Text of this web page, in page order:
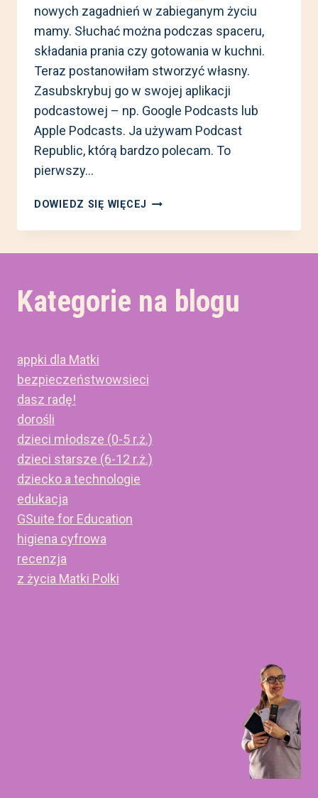
nowych zagadnień w zabieganym życiu
mamy. Słuchać można podczas spaceru,
składania prania czy gotowania w kuchni.
Teraz postanowiłam stworzyć własny.
Zasubskrybuj go w swojej aplikacji
podcastowej – np. Google Podcasts lub
Apple Podcasts. Ja używam Podcast
Republic, którą bardzo polecam. To
pierwszy…
DOWIEDZ SIĘ WIĘCEJ PODCAST
MACIERZYŃSTWO”
Kategorie na blogu
appki dla Matki
bezpieczeństwowsieci
dasz radę!
dorośli
dzieci młodsze (0-5 r.ż.)
dzieci starsze (6-12 r.ż.)
dziecko a technologie
edukacja
GSuite for Education
higiena cyfrowa
recenzja
z życia Matki Polki